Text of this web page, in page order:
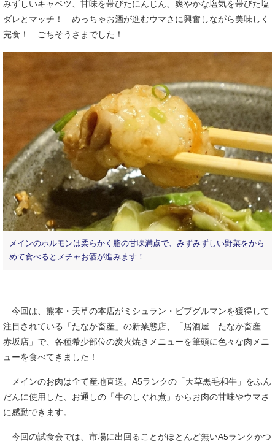
みずしいキャベツ、甘味を帯びたにんじん、爽やかな塩気を帯びた塩
ダレとマッチ！ めっちゃお酒が進むウマさに興奮しながら美味しく
完食！ ごちそうさまでした！
メインのホルモンは柔らかく脂の甘味満点で、みずみずしい野菜をから
めて食べるとメチャお酒が進みます！
今回は、熊本・天草の本店がミシュラン・ビブグルマンを獲得して
注目されている「たなか畜産」の新業態店、「居酒屋 たなか畜産
赤坂店」で、各種希少部位の炭火焼きメニューを筆頭に色々な肉メニ
ューを食べてきました！
メインのお肉は全て産地直送。A5ランクの「天草黒毛和牛」をふん
だんに使用した、お通しの「牛のしぐれ煮」からお肉の甘味やウマさ
に感動できます。
今回の試食会では、市場に出回ることがほとんど無いA5ランクかつ